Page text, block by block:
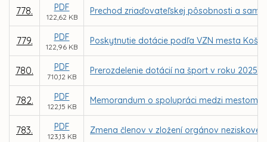
778. PDF
122,62 KB
Prechod zriaďovateľskej pôsobnosti a
779. PDF
122,96 KB
Poskytnutie dotácie podľa VZN mesta
780. PDF
710,12 KB
Prerozdelenie dotácií na šport v roku 2025
782. PDF
122,15 KB
Memorandum o spolupráci medzi mestom
783. PDF
123,13 KB
Zmena členov v zložení orgánov neziskovej